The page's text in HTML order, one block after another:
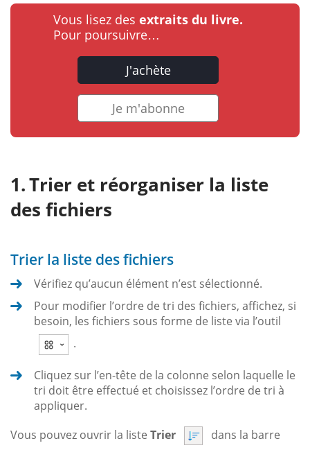
Vous lisez des extraits du livre.
Pour poursuivre…
J'achète
Je m'abonne
Trier et réorganiser la liste
des fichiers
Trier la liste des fichiers
Vérifiez qu’aucun élément n’est sélectionné.
Pour modifier l’ordre de tri des fichiers, affichez, si
besoin, les fichiers sous forme de liste via l’outil
.
Cliquez sur l’en-tête de la colonne selon laquelle le
tri doit être effectué et choisissez l’ordre de tri à
appliquer.
Vous pouvez ouvrir la liste Trier
dans la barre